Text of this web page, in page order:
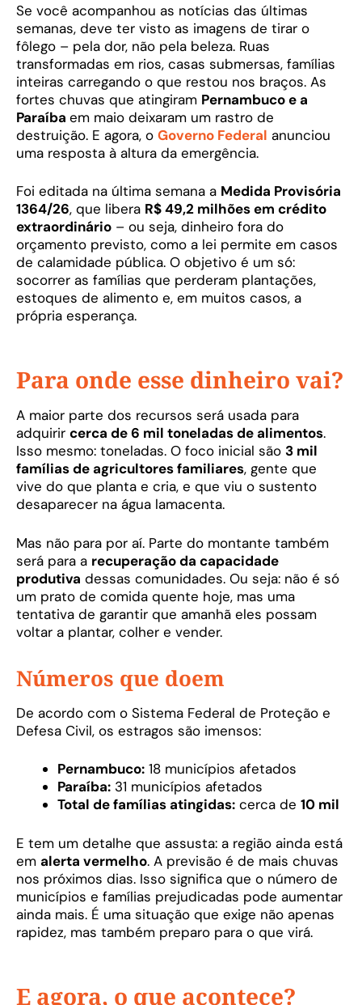
Se você acompanhou as notícias das últimas
semanas, deve ter visto as imagens de tirar o
fôlego – pela dor, não pela beleza. Ruas
transformadas em rios, casas submersas, famílias
inteiras carregando o que restou nos braços. As
fortes chuvas que atingiram Pernambuco e a
Paraíba em maio deixaram um rastro de
destruição. E agora, o Governo Federal anunciou
uma resposta à altura da emergência.
Foi editada na última semana a Medida Provisória
1364/26, que libera R$ 49,2 milhões em crédito
extraordinário – ou seja, dinheiro fora do
orçamento previsto, como a lei permite em casos
de calamidade pública. O objetivo é um só:
socorrer as famílias que perderam plantações,
estoques de alimento e, em muitos casos, a
própria esperança.
Para onde esse dinheiro vai?
A maior parte dos recursos será usada para
adquirir cerca de 6 mil toneladas de alimentos.
Isso mesmo: toneladas. O foco inicial são 3 mil
famílias de agricultores familiares, gente que
vive do que planta e cria, e que viu o sustento
desaparecer na água lamacenta.
Mas não para por aí. Parte do montante também
será para a recuperação da capacidade
produtiva dessas comunidades. Ou seja: não é só
um prato de comida quente hoje, mas uma
tentativa de garantir que amanhã eles possam
voltar a plantar, colher e vender.
Números que doem
De acordo com o Sistema Federal de Proteção e
Defesa Civil, os estragos são imensos:
Pernambuco: 18 municípios afetados
Paraíba: 31 municípios afetados
Total de famílias atingidas: cerca de 10 mil
E tem um detalhe que assusta: a região ainda está
em alerta vermelho. A previsão é de mais chuvas
nos próximos dias. Isso significa que o número de
municípios e famílias prejudicadas pode aumentar
ainda mais. É uma situação que exige não apenas
rapidez, mas também preparo para o que virá.
E agora, o que acontece?